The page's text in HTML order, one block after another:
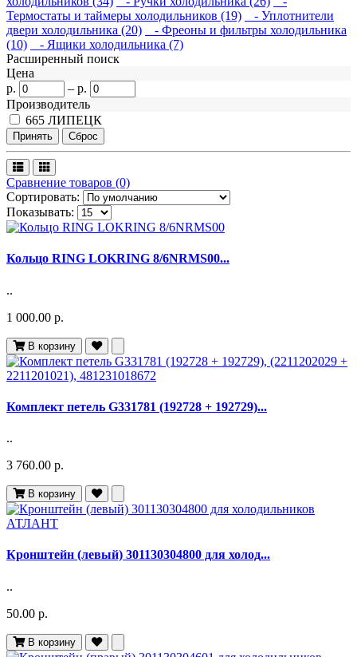
Термостаты и таймеры холодильников (19)
- Уплотнители
двери холодильника (20)
- Фреоны и фильтры холодильника
(10)
- Ящики холодильника (7)
Расширенный поиск
Цена
р.
– р.
Производитель
665 ЛИПЕЦК
Сравнение товаров (0)
Сортировать:
Показывать:
Кольцо RING LOKRING 8/6NRMS00...
..
1 000.00 р.
В корзину
Комплект петель G331781 (192728 + 192729)...
..
3 760.00 р.
В корзину
Кронштейн (левый) 301130304800 для холод...
..
50.00 р.
В корзину